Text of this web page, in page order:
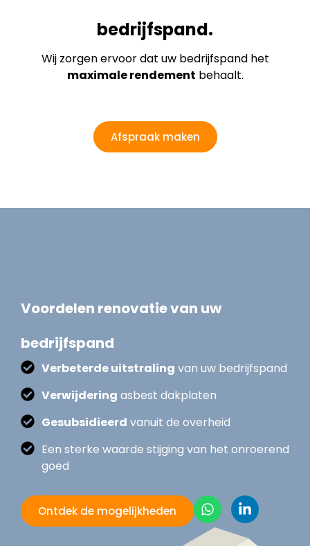
bedrijfspand.
Wij zorgen ervoor dat uw bedrijfspand het
maximale rendement behaalt.
Afspraak maken
Voordelen renovatie van uw
bedrijfspand
Verbeterde uitstraling van uw bedrijfspand
Verwijdering asbest dakplaten
Gesubsidieerd vanuit de overheid
Een sterke waarde stijging van het onroerend
goed
Ontdek de mogelijkheden